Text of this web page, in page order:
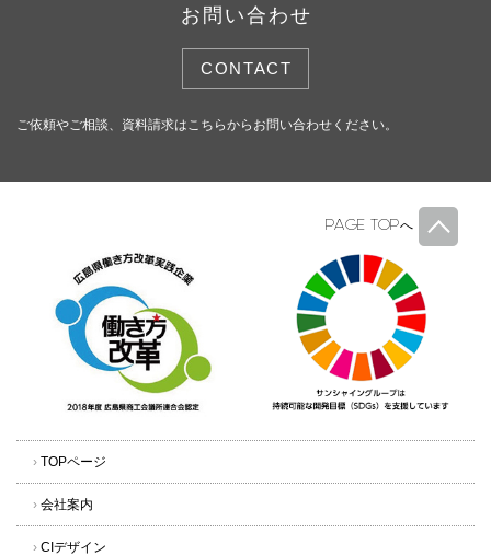
お問い合わせ
CONTACT
ご依頼やご相談、資料請求はこちらからお問い合わせください。
PAGE TOPへ
› TOPページ
› 会社案内
› CIデザイン